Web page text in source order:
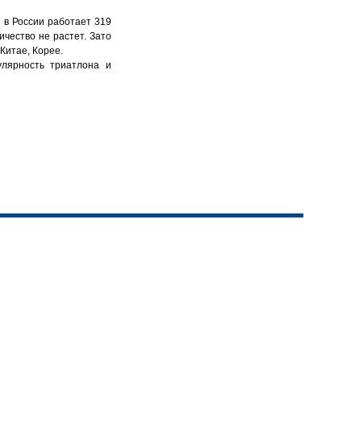
России работает 319
не растет. Зато
Корее.
триатлона и